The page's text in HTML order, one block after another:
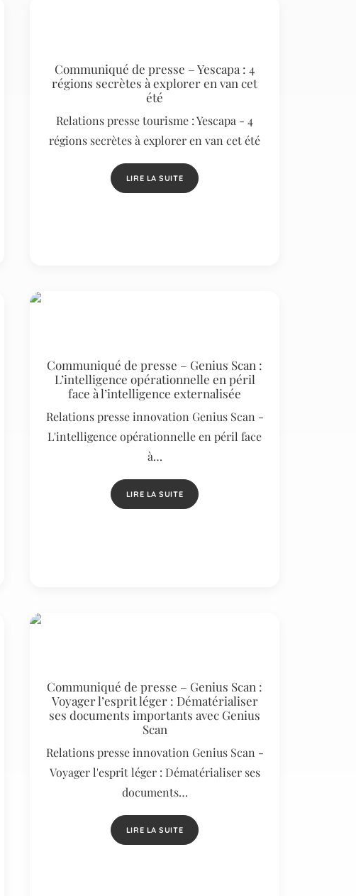
Communiqué de presse – Yescapa : 4
régions secrètes à explorer en van cet
été
Relations presse tourisme : Yescapa - 4
régions secrètes à explorer en van cet été
LIRE LA SUITE
Communiqué de presse – Genius Scan :
L’intelligence opérationnelle en péril
face à l’intelligence externalisée
Relations presse innovation Genius Scan -
L'intelligence opérationnelle en péril face
à…
LIRE LA SUITE
Communiqué de presse – Genius Scan :
Voyager l’esprit léger : Dématérialiser
ses documents importants avec Genius
Scan
Relations presse innovation Genius Scan -
Voyager l'esprit léger : Dématérialiser ses
documents…
LIRE LA SUITE